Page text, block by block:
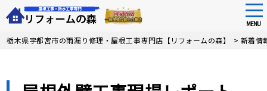
Skip
MENU
栃木県宇都宮市の雨漏り修理・屋根工事専門店【リフォームの森】 > 新着情